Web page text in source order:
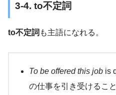
3-4. to不定詞
to不定詞 も主語になれる。
To be offered this job is
の仕事を引き受けるこ